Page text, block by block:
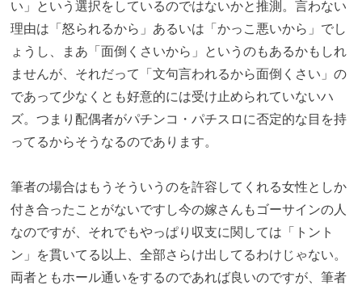
い」という選択をしているのではないかと推測。言わない
理由は「怒られるから」あるいは「かっこ悪いから」でし
ょうし、まあ「面倒くさいから」というのもあるかもしれ
ませんが、それだって「文句言われるから面倒くさい」の
であって少なくとも好意的には受け止められていないハ
ズ。つまり配偶者がパチンコ・パチスロに否定的な目を持
ってるからそうなるのであります。
筆者の場合はもうそういうのを許容してくれる女性としか
付き合ったことがないですし今の嫁さんもゴーサインの人
なのですが、それでもやっぱり収支に関しては「トント
ン」を貫いてる以上、全部さらけ出してるわけじゃない。
両者ともホール通いをするのであれば良いのですが、筆者